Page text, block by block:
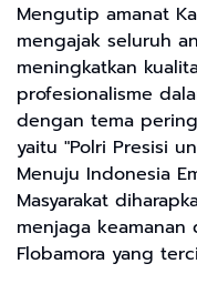
Mengutip amanat
mengajak seluruh
meningkatkan
profesionalisme
dengan tema
yaitu "Polri Presisi
Menuju Indonesia
Masyarakat
menjaga
Flobamora yang